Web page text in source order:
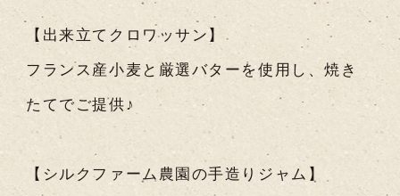
【出来立てクロワッサン】
フランス産小麦と厳選バターを使用し、焼き
たてでご提供♪
【シルクファーム農園の手造りジャム】